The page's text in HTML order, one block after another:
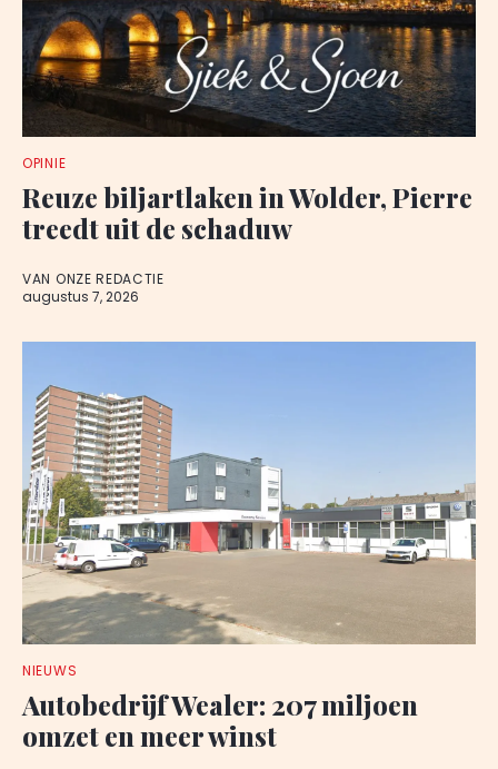
OPINIE
Reuze biljartlaken in Wolder, Pierre
treedt uit de schaduw
VAN ONZE REDACTIE
augustus 7, 2026
NIEUWS
Autobedrijf Wealer: 207 miljoen
omzet en meer winst